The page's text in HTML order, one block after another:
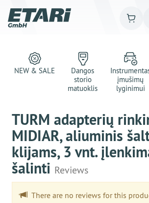
NEW & SALE
Dangos
storio
matuoklis
įmušimų
lyginimui
TURM adapterių
MIDIAR, aliuminis
klijams, 3 vnt.
šalinti Reviews
There are no reviews for this